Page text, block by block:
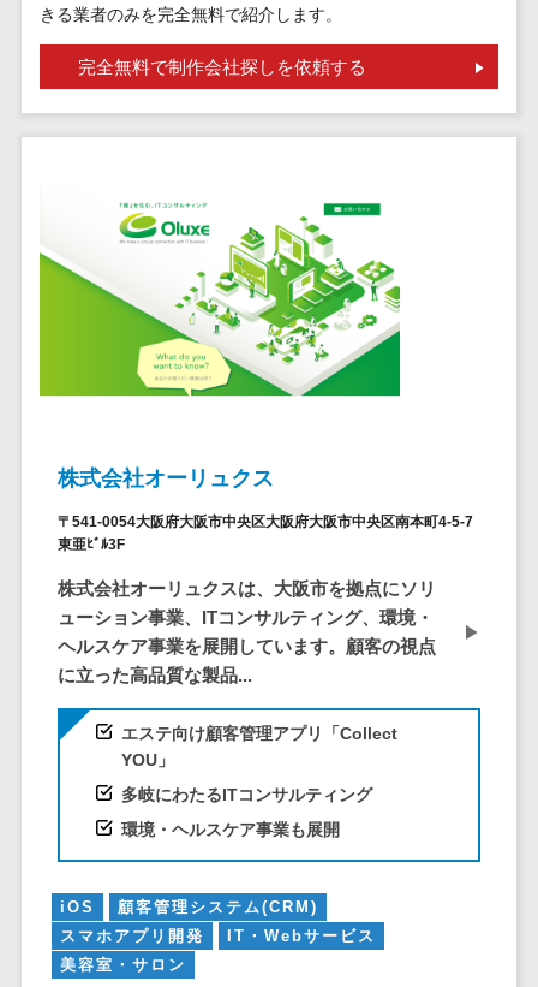
業務全般
業務標準化ツール>
FAX受信サービス>
BPMツール>
ChatGPTサービス>
ワークフローシステム>
マニュアル作成ツール>
帳票作成サービス>
物流・流通向け
商圏分析ツール>
配送管理システム>
バース予約システム>
運送業務支援システム>
アルコールチェックアプリ>
店舗業務支援システム>
IT点呼サービス>
ツール
コールセンタ
ー代行サービス
通話録音・解
析システム
FAQシステム
コミュニケー
ション
オンラインス
トレージ（ファ
イル共有）
文書管理シス
テム
会議効率化ツ
ール
ナレッジ共有
ツール
バーチャルオ
フィスツール
ット
デジタルサイ
オンライン校
正ツール
きる業者のみを完全無料で紹介します。
完全無料で制作会社探しを依頼する
株式会社オーリュクス
〒541-0054大阪府大阪市中央区大阪府大阪市中央区南本町4-5-7
東亜ﾋﾞﾙ3F
株式会社オーリュクスは、大阪市を拠点にソリ
ューション事業、ITコンサルティング、環境・
ヘルスケア事業を展開しています。顧客の視点
に立った高品質な製品...
エステ向け顧客管理アプリ「Collect
YOU」
多岐にわたるITコンサルティング
環境・ヘルスケア事業も展開
iOS
顧客管理システム(CRM)
スマホアプリ開発
IT・Webサービス
美容室・サロン